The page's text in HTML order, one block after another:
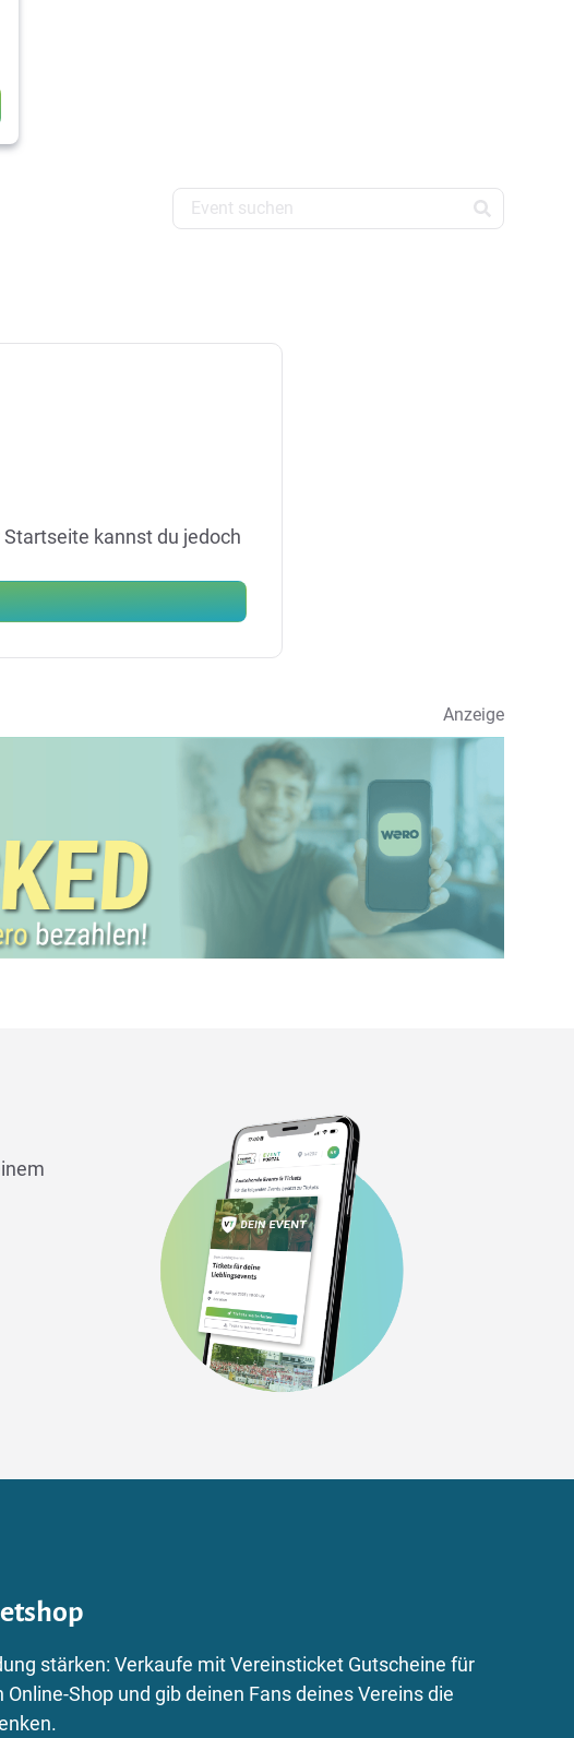
kannst du jedoch
Anzeige
stärken: Verkaufe mit Vereinsticket Gutscheine für
Shop und gib deinen Fans deines Vereins die